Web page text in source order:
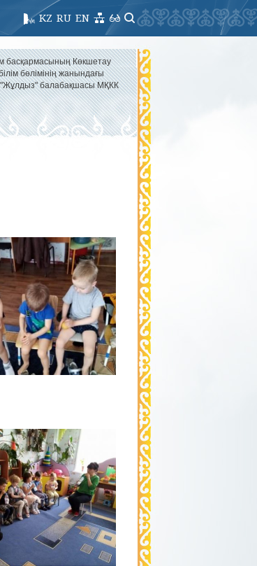
EN
RU
KZ
басқармасының Көкшетау
бөлімінің жанындағы
балабақшасы МҚКК